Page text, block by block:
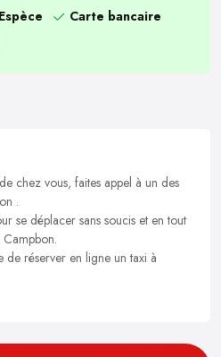
Espèce
Carte bancaire
chez vous, faites appel à un des
.
se déplacer sans soucis et en tout
de réserver en ligne un taxi à